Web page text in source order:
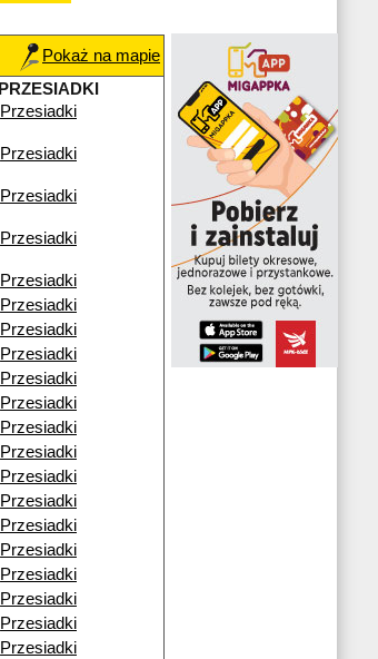
Pokaż na mapie
PRZESIADKI
Przesiadki
Przesiadki
Przesiadki
Przesiadki
Przesiadki
Przesiadki
Przesiadki
Przesiadki
Przesiadki
Przesiadki
Przesiadki
Przesiadki
Przesiadki
Przesiadki
Przesiadki
Przesiadki
Przesiadki
Przesiadki
Przesiadki
Przesiadki